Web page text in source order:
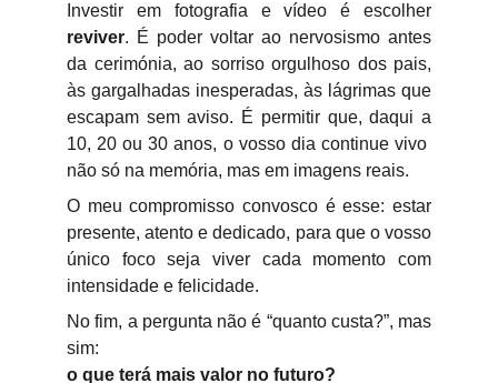
Investir em fotografia e vídeo é escolher
reviver. É poder voltar ao nervosismo antes
da cerimónia, ao sorriso orgulhoso dos pais,
às gargalhadas inesperadas, às lágrimas que
escapam sem aviso. É permitir que, daqui a
10, 20 ou 30 anos, o vosso dia continue vivo
não só na memória, mas em imagens reais.
O meu compromisso convosco é esse: estar
presente, atento e dedicado, para que o vosso
único foco seja viver cada momento com
intensidade e felicidade.
No fim, a pergunta não é “quanto custa?”, mas
sim:
o que terá mais valor no futuro?